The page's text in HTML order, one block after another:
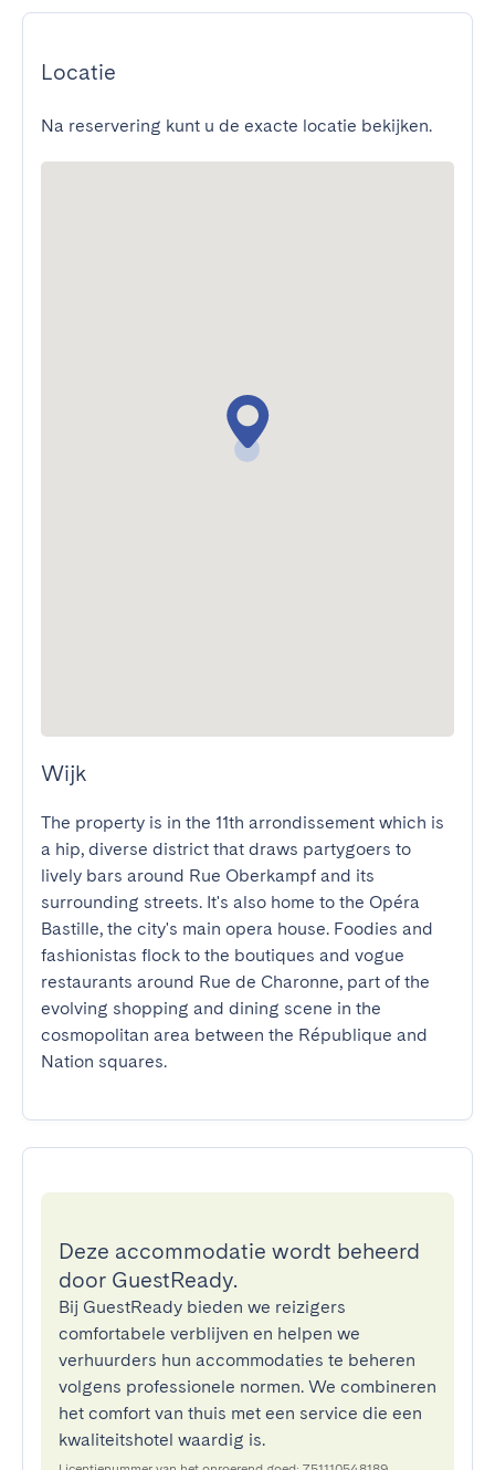
Locatie
Na reservering kunt u de exacte locatie bekijken.
Wijk
The property is in the 11th arrondissement which is
a hip, diverse district that draws partygoers to
lively bars around Rue Oberkampf and its
surrounding streets. It's also home to the Opéra
Bastille, the city's main opera house. Foodies and
fashionistas flock to the boutiques and vogue
restaurants around Rue de Charonne, part of the
evolving shopping and dining scene in the
cosmopolitan area between the République and
Nation squares.
Deze accommodatie wordt beheerd
door GuestReady.
Bij GuestReady bieden we reizigers
comfortabele verblijven en helpen we
verhuurders hun accommodaties te beheren
volgens professionele normen. We combineren
het comfort van thuis met een service die een
kwaliteitshotel waardig is.